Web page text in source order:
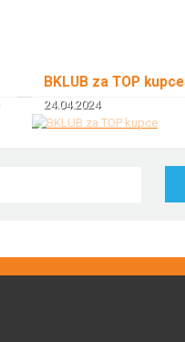
BKLUB za TOP kupce
24.04.2024